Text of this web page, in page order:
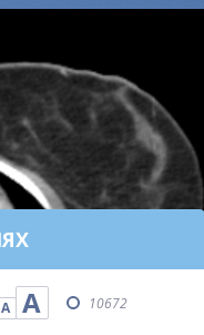
А А 10672